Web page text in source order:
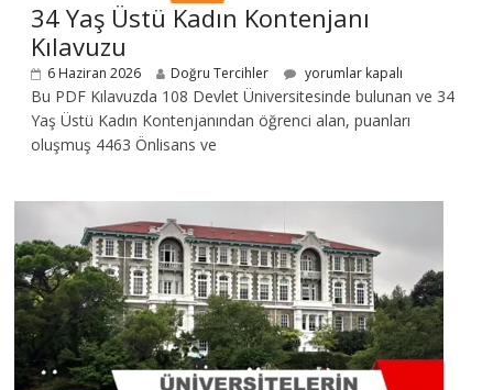
34 Yaş Üstü Kadın Kontenjanı
Kılavuzu
6 Haziran 2026 Doğru Tercihler yorumlar kapalı
Bu PDF Kılavuzda 108 Devlet Üniversitesinde bulunan ve 34
Yaş Üstü Kadın Kontenjanından öğrenci alan, puanları
oluşmuş 4463 Önlisans ve